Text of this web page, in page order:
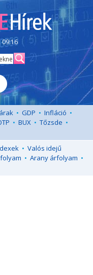
09:16
• GDP • Infláció •
• BUX • Tőzsde •
• Valós idejű
• Arany árfolyam •